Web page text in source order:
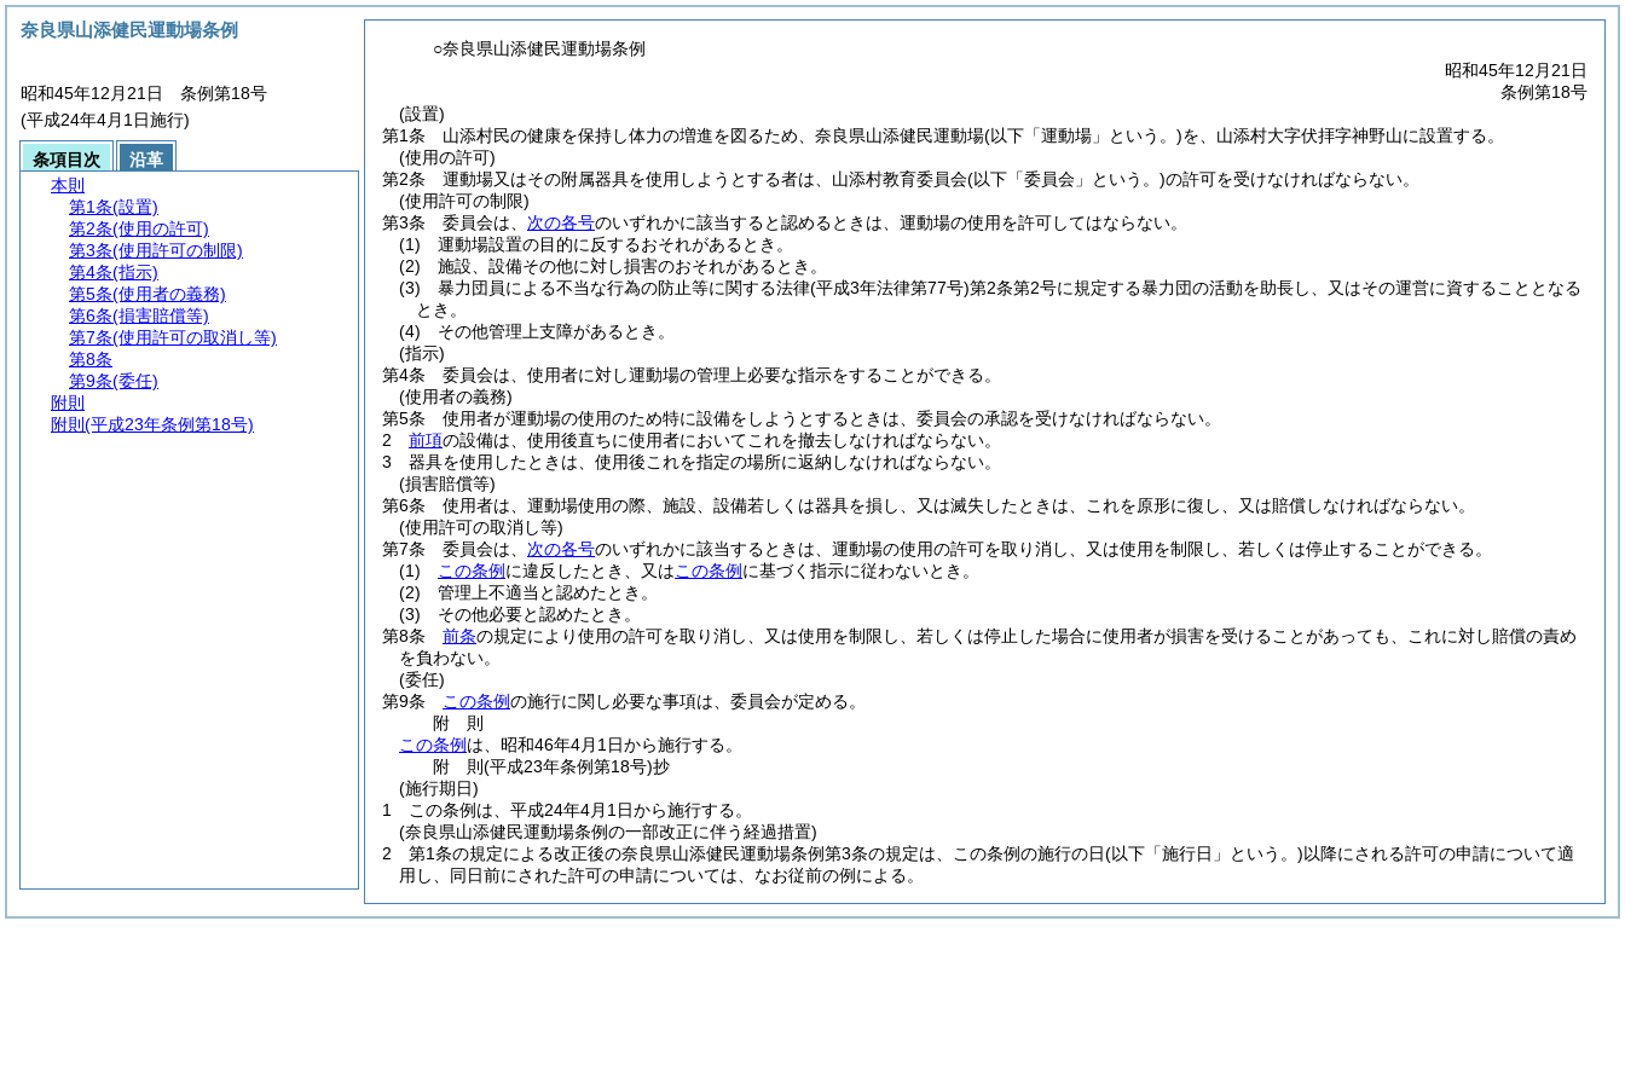
○奈良県山添健民運動場条例
昭和45年12月21日
条例第18号
(設置)
第1条
山添村民の健康を保持し体力の増進を図るため、奈良県山添健民運動場(以下「運動場」という。)を、山添村大字伏拝字神野山に設置する。
(使用の許可)
第2条
運動場又はその附属器具を使用しようとする者は、山添村教育委員会(以下「委員会」という。)の許可を受けなければならない。
(使用許可の制限)
第3条
委員会は、 次の各号のいずれかに該当すると認めるときは、運動場の使用を許可してはならない。
(1)
運動場設置の目的に反するおそれがあるとき。
(2)
施設、設備その他に対し損害のおそれがあるとき。
(3)
暴力団員による不当な行為の防止等に関する法律(平成3年法律第77号)第2条第2号に規定する暴力団の活動を助長し、又はその運営に資することとなる
とき。
(4)
その他管理上支障があるとき。
(指示)
第4条
委員会は、使用者に対し運動場の管理上必要な指示をすることができる。
(使用者の義務)
第5条
使用者が運動場の使用のため特に設備をしようとするときは、委員会の承認を受けなければならない。
2
前項の設備は、使用後直ちに使用者においてこれを撤去しなければならない。
3
器具を使用したときは、使用後これを指定の場所に返納しなければならない。
(損害賠償等)
第6条
使用者は、運動場使用の際、施設、設備若しくは器具を損し、又は滅失したときは、これを原形に復し、又は賠償しなければならない。
(使用許可の取消し等)
第7条
委員会は、 次の各号のいずれかに該当するときは、運動場の使用の許可を取り消し、又は使用を制限し、若しくは停止することができる。
(1)
この条例 に違反したとき、又はこの条例 に基づく指示に従わないとき。
(2)
管理上不適当と認めたとき。
(3)
その他必要と認めたとき。
第8条
前条の規定により使用の許可を取り消し、又は使用を制限し、若しくは停止した場合に使用者が損害を受けることがあっても、これに対し賠償の責め
を負わない。
(委任)
第9条
この条例の施行に関し必要な事項は、委員会が定める。
附 則
この条例 は、昭和46年4月1日から施行する。
附 則(平成23年条例第18号)抄
(施行期日)
1
この条例は、平成24年4月1日から施行する。
(奈良県山添健民運動場条例の一部改正に伴う経過措置)
2
第1条の規定による改正後の奈良県山添健民運動場条例第3条の規定は、この条例の施行の日(以下「施行日」という。)以降にされる許可の申請について適
用し、同日前にされた許可の申請については、なお従前の例による。
奈良県山添健民運動場条例
昭和45年12月21日 条例第18号
(平成24年4月1日施行)
条項目次
沿革
本則
第1条(設置)
第2条(使用の許可)
第3条(使用許可の制限)
第4条(指示)
第5条(使用者の義務)
第6条(損害賠償等)
第7条(使用許可の取消し等)
第8条
第9条(委任)
附則
附則 (平成23年条例第18号)